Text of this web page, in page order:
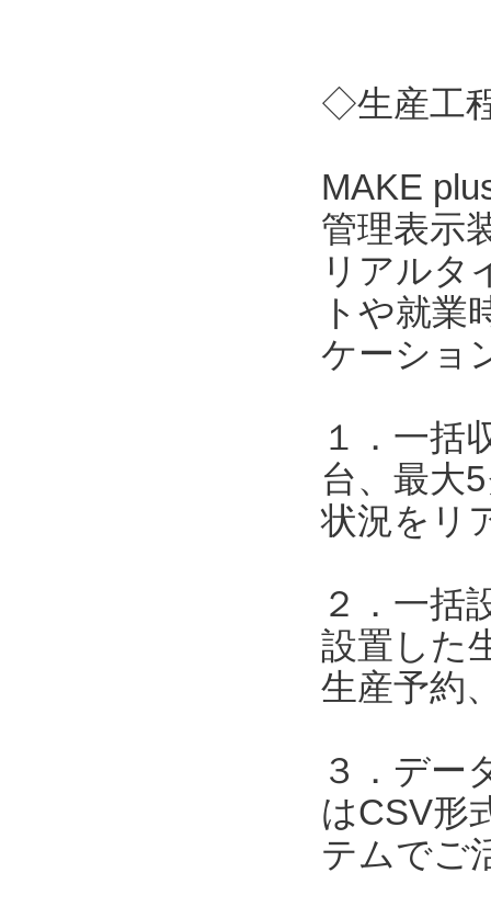
◇生産工
MAKE
管理表示
リアルタ
トや就業
ケーショ
１．一括
台、最大
状況をリ
２．一括
設置した
生産予約
３．デー
はCSV形
テムでご